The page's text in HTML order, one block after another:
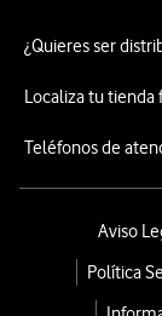
¿Quieres ser
Localiza tu tienda
Teléfonos de
Aviso
Política